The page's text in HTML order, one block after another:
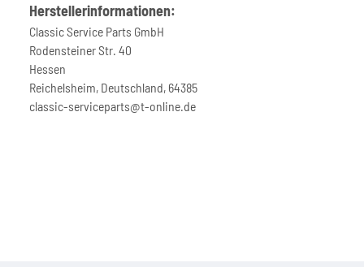
Herstellerinformationen:
Classic Service Parts GmbH
Rodensteiner Str. 40
Hessen
Reichelsheim, Deutschland, 64385
classic-serviceparts@t-online.de